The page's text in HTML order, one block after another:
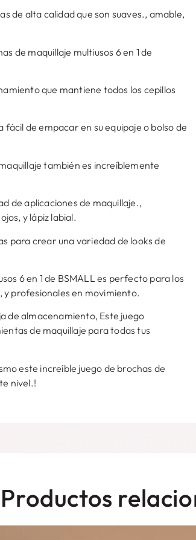
de alta calidad que son suaves., amable,
de maquillaje multiusos 6 en 1 de
que mantiene todos los cepillos
de empacar en su equipaje o bolso de
también es increíblemente
de aplicaciones de maquillaje.,
y lápiz labial.
para crear una variedad de looks de
6 en 1 de BSMALL es perfecto para los
y profesionales en movimiento.
de almacenamiento, Este juego
de maquillaje para todas tus
este increíble juego de brochas de
nivel.!
Productos